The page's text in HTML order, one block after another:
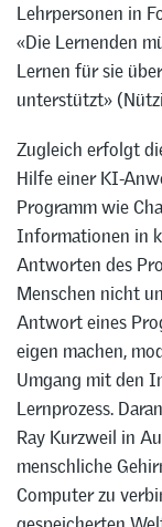
Lehrpersonen in
«Die Lernenden
Lernen für sie
unterstützt»
Zugleich erfolgt
Hilfe einer KI-
Programm wie
Informationen in
Antworten des
Menschen nicht
Antwort eines
eigen machen,
Umgang mit den
Lernprozess.
Ray Kurzweil in
menschliche
Computer zu